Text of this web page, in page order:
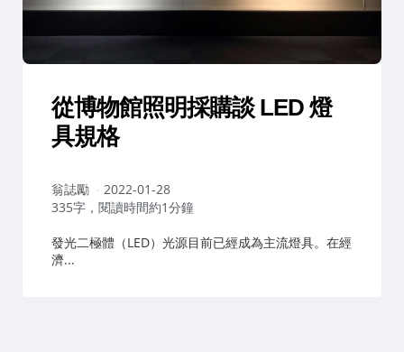
從博物館照明採購談 LED 燈
具規格
作
者：
翁誌勵
2022-01-28
335字，閱讀時間約1分鐘
發光二極體（LED）光源目前已經成為主流燈具。在經
濟...